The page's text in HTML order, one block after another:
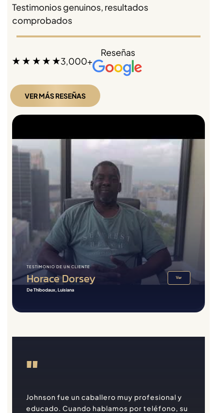
Testimonios genuinos, resultados
comprobados
3,000+
Reseñas
VER MÁS RESEÑAS
TESTIMONIO DE UN CLIENTE
Horace Dorsey
De Thibodaux, Luisiana
Ver
"
Johnson fue un caballero muy profesional y
educado. Cuando hablamos por teléfono, su